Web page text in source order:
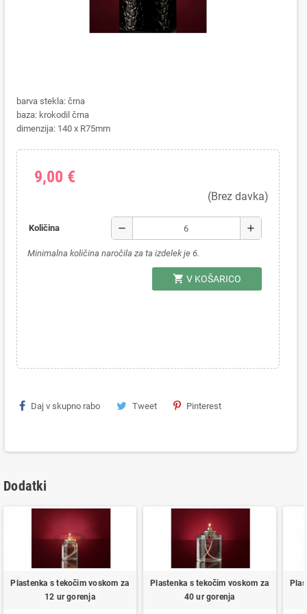
barva stekla: črna
baza: krokodil črna
dimenzija: 140 x R75mm
9,00 €
(Brez davka)
Količina remove add
Minimalna količina naročila za ta izdelek je 6.
shopping_cart V KOŠARICO
Daj v skupno rabo Tweet Pinterest
Dodatki
Plastenka s tekočim voskom za
12 ur gorenja
Plastenka s tekočim voskom za
40 ur gorenja